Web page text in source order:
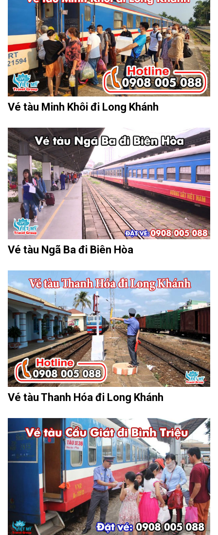
Vé tàu Minh Khôi đi Long Khánh
Vé tàu Ngã Ba đi Biên Hòa
Vé tàu Thanh Hóa đi Long Khánh